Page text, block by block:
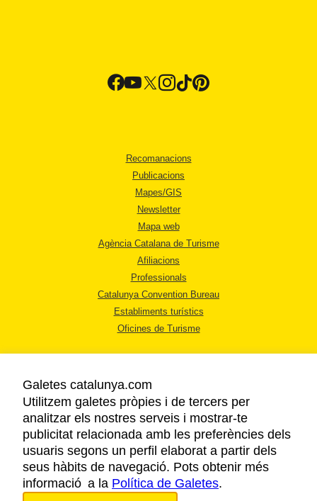
Recomanacions
Publicacions
Mapes/GIS
Newsletter
Mapa web
Agència Catalana de Turisme
Afiliacions
Professionals
Catalunya Convention Bureau
Establiments turístics
Oficines de Turisme
AVÍS LEGAL
POLÍTICA DE PRIVACITAT
COOKIES
ACCESSIBILITAT
Galetes catalunya.com
Utilitzem galetes pròpies i de tercers per
analitzar els nostres serveis i mostrar-te
publicitat relacionada amb les preferències dels
usuaris segons un perfil elaborat a partir dels
seus hàbits de navegació. Pots obtenir més
informació a la Política de Galetes.